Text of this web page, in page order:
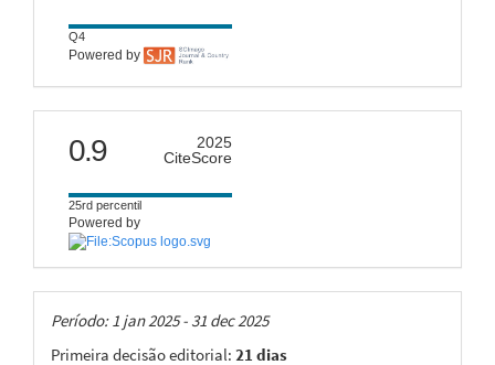
Q4
Powered by
citescore
0.9
2025
CiteScore
25rd percentil
Powered by
Taxas
Período: 1 jan 2025 - 31 dec 2025
Primeira decisão editorial: 21 dias